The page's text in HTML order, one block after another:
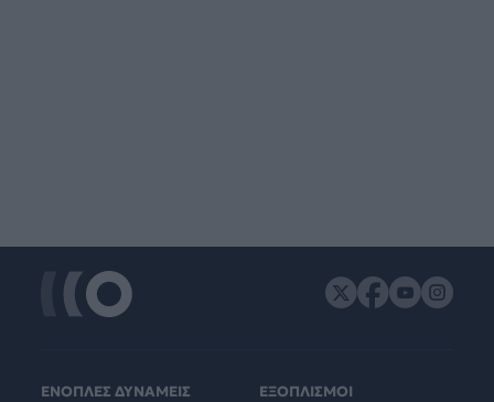
ΕΝΟΠΛΕΣ ΔΥΝΑΜΕΙΣ
ΕΞΟΠΛΙΣΜΟΙ